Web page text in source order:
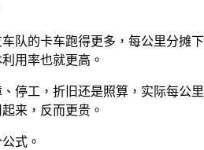
队的卡车跑得更多，每公里分摊下
用率也就更高。
停工，折旧还是照算，实际每公里
来，反而更贵。
式。